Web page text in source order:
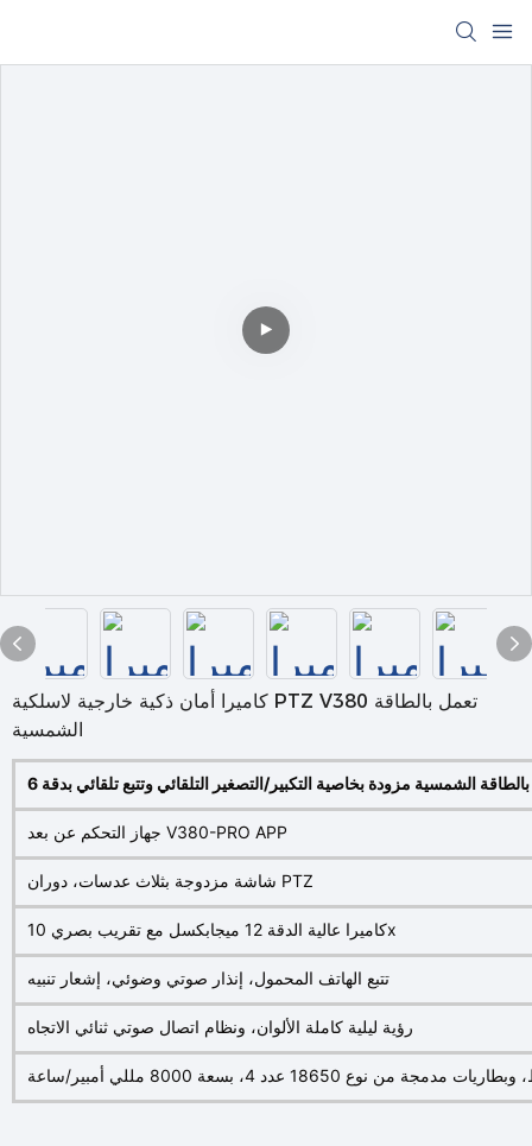
كاميرا أمان ذكية خارجية لاسلكية PTZ V380 تعمل بالطاقة
الشمسية
جهاز التحكم عن بعد V380-PRO APP
شاشة مزدوجة بثلاث عدسات، دوران PTZ
كاميرا عالية الدقة 12 ميجابكسل مع تقريب بصري 10x
تتبع الهاتف المحمول، إنذار صوتي وضوئي، إشعار تنبيه
رؤية ليلية كاملة الألوان، ونظام اتصال صوتي ثنائي الاتجاه